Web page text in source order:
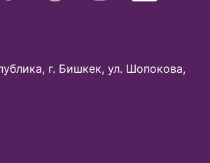
г. Бишкек, ул. Шопокова,